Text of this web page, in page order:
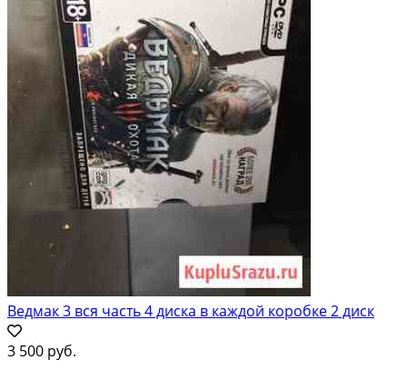
Ведмак 3 вся часть 4 диска в каждой коробке 2 диск
3 500 руб.